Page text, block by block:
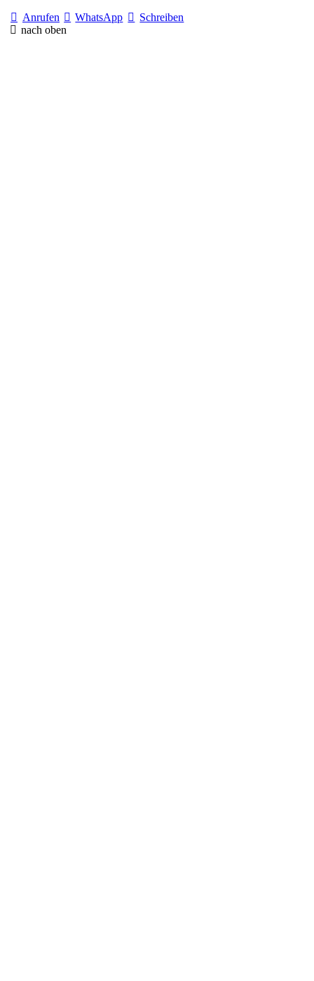
Anrufen WhatsApp
Schreiben
nach oben